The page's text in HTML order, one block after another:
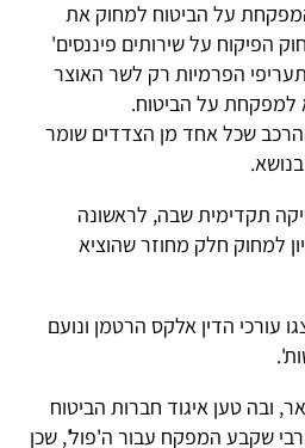
על הביטוח למחוק את
הפיקוח על שירותים פיננסים'
הפרמיות רק לשר האוצר
למפקחת על הביטוח.
שכל אחד מן הצדדים שומר
תקדימית שבה, לראשונה
למחוק חלק מחוזר שהוציא
עורכי הדין אלקס הרטמן ונועם
ב-3 בפברואר, ובה טען איגוד חברות הביטוח
שקבע המפקח עבור ה'פול', שכן